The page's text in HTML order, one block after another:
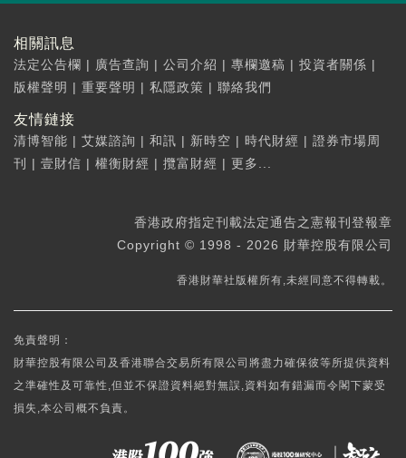
相關訊息
法定公告欄 | 廣告查詢 | 公司介紹 | 專欄邀稿 | 投資者關係 |
版權聲明 | 重要聲明 | 私隱政策 | 聯絡我們
友情鏈接
清博智能 | 艾媒諮詢 | 和訊 | 新時空 | 時代財經 | 證券市場周
刊
| 壹財信 | 權衡財經 | 攬富財經 | 更多...
香港政府指定刊載法定通告之憲報刊登報章
Copyright © 1998 - 2026 財華控股有限公司
香港財華社版權所有,未經同意不得轉載。
免責聲明：
財華控股有限公司及香港聯合交易所有限公司將盡力確保彼等所提供資料
之準確性及可靠性,但並不保證資料絕對無誤,資料如有錯漏而令閣下蒙受
損失,本公司概不負責。